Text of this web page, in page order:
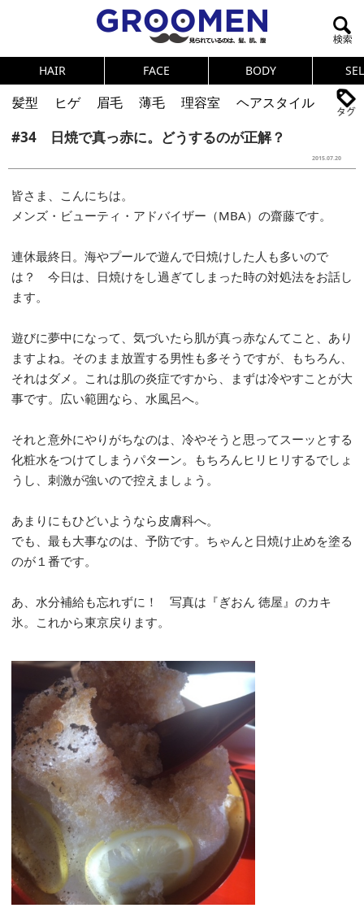
HAIR FACE BODY
髪型 ヒゲ 眉毛 薄毛 理容室
ヘアスタイル
ヘアカタログ
体臭 ニオイ
連載
メンズコスメ
NEWS PICK UP 筋肉
女の本音
テストステロン
海外セレブ 眉毛
メタボ
トレーニング
好印象な男
頭皮ケア
#34 日焼で真っ赤に。どうするのが正解？
2015.07.20
皆さま、こんにちは。
メンズ・ビューティ・アドバイザー（MBA）の齋藤です。
連休最終日。海やプールで遊んで日焼けした人も多いので
は？ 今日は、日焼けをし過ぎてしまった時の対処法をお話し
ます。
遊びに夢中になって、気づいたら肌が真っ赤なんてこと、あり
ますよね。そのまま放置する男性も多そうですが、もちろん、
それはダメ。これは肌の炎症ですから、まずは冷やすことが大
事です。広い範囲なら、水風呂へ。
それと意外にやりがちなのは、冷やそうと思ってスーッとする
化粧水をつけてしまうパターン。もちろんヒリヒリするでしょ
うし、刺激が強いので控えましょう。
あまりにもひどいようなら皮膚科へ。
でも、最も大事なのは、予防です。ちゃんと日焼け止めを塗る
のが１番です。
あ、水分補給も忘れずに！ 写真は『ぎおん 徳屋』のカキ
氷。これから東京戻ります。